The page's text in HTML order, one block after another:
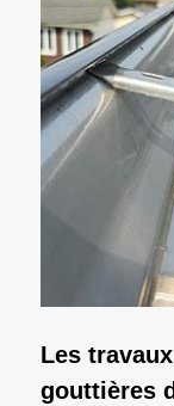
Les
gouttières